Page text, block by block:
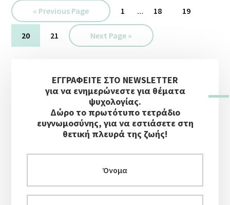
« Go
to
Previous Page Σελίδα
1
Interim
omitted
… Σελίδα
18 Σελίδα
19
Σελίδα
20 Σελίδα
21
Go
to
Next Page »
ΠλευρικήΕΓΓΡΑΦΕΙΤΕ ΣΤΟ NEWSLETTER
για να ενημερώνεστε για θέματα
ψυχολογίας.
Δώρο το πρωτότυπο τετράδιο
ευγνωμοσύνης, για να εστιάσετε στη
θετική πλευρά της ζωής!